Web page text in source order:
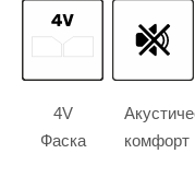
4V
Фаска
комфорт